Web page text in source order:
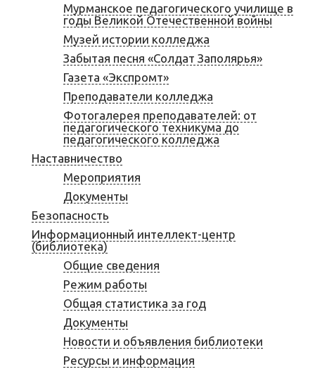
Мурманское педагогического училище в
годы Великой Отечественной войны
Музей истории колледжа
Забытая песня «Солдат Заполярья»
Газета «Экспромт»
Преподаватели колледжа
Фотогалерея преподавателей: от
педагогического техникума до
педагогического колледжа
Наставничество
Мероприятия
Документы
Безопасность
Информационный интеллект-центр
(библиотека)
Общие сведения
Режим работы
Общая статистика за год
Документы
Новости и объявления библиотеки
Ресурсы и информация